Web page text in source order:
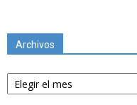
Archivos
Archivos